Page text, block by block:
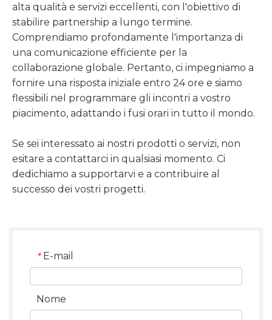
alta qualità e servizi eccellenti, con l'obiettivo di
stabilire partnership a lungo termine.
Comprendiamo profondamente l'importanza di
una comunicazione efficiente per la
collaborazione globale. Pertanto, ci impegniamo a
fornire una risposta iniziale entro 24 ore e siamo
flessibili nel programmare gli incontri a vostro
piacimento, adattando i fusi orari in tutto il mondo.
Se sei interessato ai nostri prodotti o servizi, non
esitare a contattarci in qualsiasi momento. Ci
dedichiamo a supportarvi e a contribuire al
successo dei vostri progetti.
* E-mail
Nome